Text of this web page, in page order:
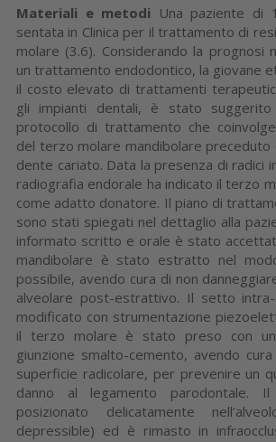
Materiali e metodi Una paziente
sentata in Clinica per il trattamento di
molare (3.6). Considerando la prognosi
un trattamento endodontico, la giovane
il costo elevato di tratta­menti
gli impianti dentali, è stato
protocollo di trattamento che
del terzo molare man­dibolare preceduto
dente cariato. Data la presenza di radici
radio­grafia endorale ha indicato il terzo
come adatto donatore. Il piano di
sono stati spiegati nel dettaglio alla
informato scritto e orale è stato
mandi­bolare è stato estratto nel
possibile, avendo cura di non
alveolare post-estrattivo. Il setto
modi­ficato con strumentazione
il terzo mola­re è stato preso con
giunzione smalto-cemento, avendo
su­perficie radicolare, per prevenire un
danno al legamento parodontale.
posizionato delicatamente
depressi­ble) ed è rimasto in